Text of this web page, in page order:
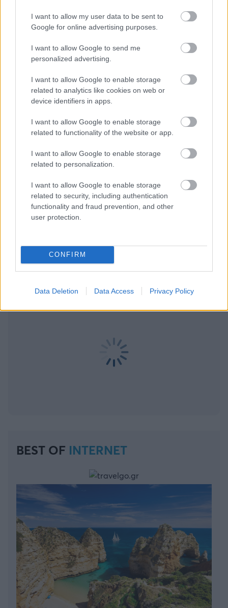
I want to allow my user data to be sent to
Google for online advertising purposes.
I want to allow Google to send me
personalized advertising.
I want to allow Google to enable storage
related to analytics like cookies on web or
device identifiers in apps.
I want to allow Google to enable storage
related to functionality of the website or app.
I want to allow Google to enable storage
related to personalization.
I want to allow Google to enable storage
related to security, including authentication
functionality and fraud prevention, and other
user protection.
CONFIRM
Data Deletion Data Access Privacy Policy
Νέντοβιτς για Γουόκαπ: «Είναι από τους πιο... βρώμικους
Παναθηναϊκός - Ολυμπιακός: Κυριαρχία των «αιωνίων»
Για να προσθέσεις το σχόλιο
σου πρέπει να συνδεθείς
Εγγραφή
BEST OF INTERNET